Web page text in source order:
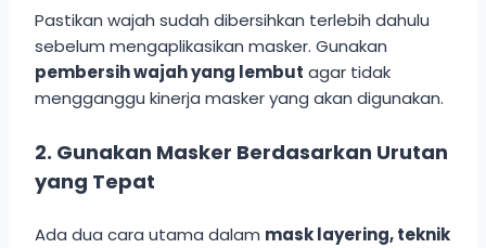
Pastikan wajah sudah dibersihkan terlebih dahulu
sebelum mengaplikasikan masker. Gunakan
pembersih wajah yang lembut agar tidak
mengganggu kinerja masker yang akan digunakan.
2. Gunakan Masker Berdasarkan Urutan
yang Tepat
Ada dua cara utama dalam mask layering, teknik